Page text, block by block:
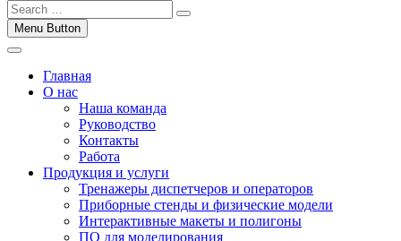
Menu Button
Главная
О нас
Наша команда
Руководство
Контакты
Работа
Продукция и услуги
Тренажеры диспетчеров и операторов
Приборные стенды и физические модели
Интерактивные макеты и полигоны
ПО для моделирования